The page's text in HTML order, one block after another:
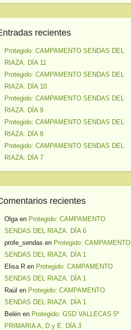
recientes
Protegido: CAMPAMENTO SENDAS DEL
RIAZA. DÍA 11
Protegido: CAMPAMENTO SENDAS DEL
RIAZA. DÍA 10
Protegido: CAMPAMENTO SENDAS DEL
RIAZA. DÍA 9
Protegido: CAMPAMENTO SENDAS DEL
RIAZA. DÍA 8
Protegido: CAMPAMENTO SENDAS DEL
RIAZA. DÍA 7
recientes
Olgaen Protegido: CAMPAMENTO
SENDAS DEL RIAZA. DÍA 6
profe_sendas en Protegido: CAMPAMENTO
SENDAS DEL RIAZA. DÍA 1
Elisa Ren Protegido: CAMPAMENTO
SENDAS DEL RIAZA. DÍA 1
Raúl en Protegido: CAMPAMENTO
SENDAS DEL RIAZA. DÍA 1
Belénen Protegido: GSD VALLECAS 5º
PRIMARIA A, D y E. DÍA 3